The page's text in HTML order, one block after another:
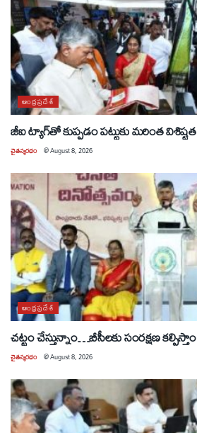
ఆంధ్రప్రదేశ్
జీఐ ట్యాగ్‌తో కుప్పడం పట్టుకు మరింత విశిష్టత
చైతన్యరధం @August 8, 2026
ఆంధ్రప్రదేశ్
చట్టం చేస్తున్నాం…బీసీలకు సంరక్షణ కల్పిస్తాం
చైతన్యరధం @August 8, 2026